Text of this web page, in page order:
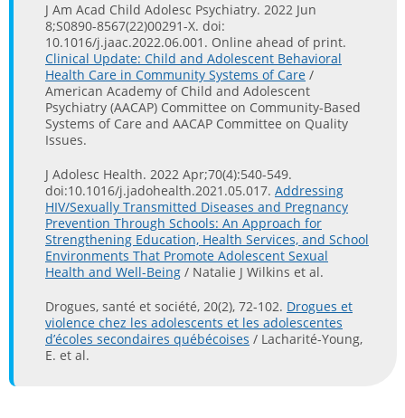
J Am Acad Child Adolesc Psychiatry. 2022 Jun
8;S0890-8567(22)00291-X. doi:
10.1016/j.jaac.2022.06.001. Online ahead of print.
Clinical Update: Child and Adolescent Behavioral
Health Care in Community Systems of Care /
American Academy of Child and Adolescent
Psychiatry (AACAP) Committee on Community-Based
Systems of Care and AACAP Committee on Quality
Issues.
J Adolesc Health. 2022 Apr;70(4):540-549.
doi:10.1016/j.jadohealth.2021.05.017. Addressing
HIV/Sexually Transmitted Diseases and Pregnancy
Prevention Through Schools: An Approach for
Strengthening Education, Health Services, and School
Environments That Promote Adolescent Sexual
Health and Well-Being / Natalie J Wilkins et al.
Drogues, santé et société, 20(2), 72-102. Drogues et
violence chez les adolescents et les adolescentes
d’écoles secondaires québécoises / Lacharité-Young,
E. et al.